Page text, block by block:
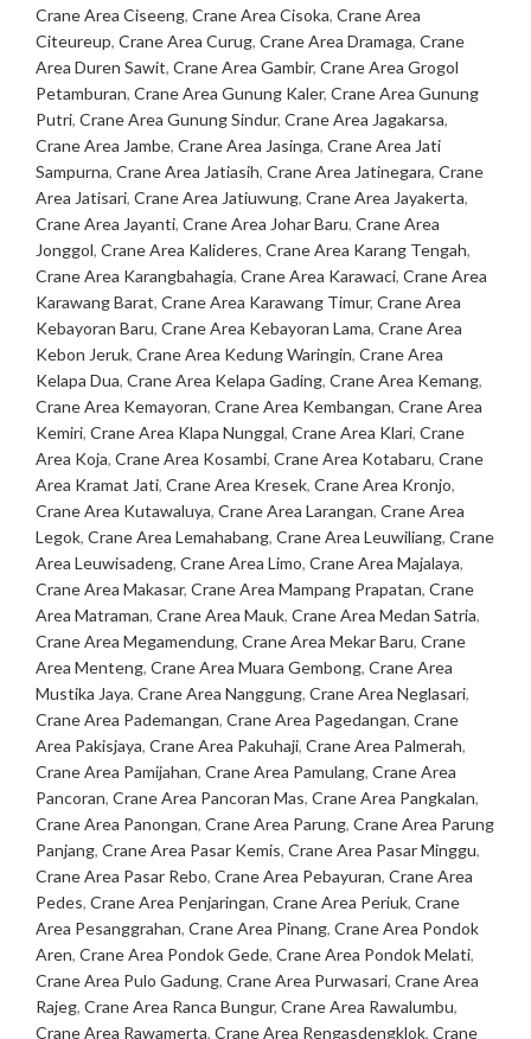
Crane Area Ciseeng, Crane Area Cisoka, Crane Area
Citeureup, Crane Area Curug, Crane Area Dramaga, Crane
Area Duren Sawit, Crane Area Gambir, Crane Area Grogol
Petamburan, Crane Area Gunung Kaler, Crane Area Gunung
Putri, Crane Area Gunung Sindur, Crane Area Jagakarsa,
Crane Area Jambe, Crane Area Jasinga, Crane Area Jati
Sampurna, Crane Area Jatiasih, Crane Area Jatinegara, Crane
Area Jatisari, Crane Area Jatiuwung, Crane Area Jayakerta,
Crane Area Jayanti, Crane Area Johar Baru, Crane Area
Jonggol, Crane Area Kalideres, Crane Area Karang Tengah,
Crane Area Karangbahagia, Crane Area Karawaci, Crane Area
Karawang Barat, Crane Area Karawang Timur, Crane Area
Kebayoran Baru, Crane Area Kebayoran Lama, Crane Area
Kebon Jeruk, Crane Area Kedung Waringin, Crane Area
Kelapa Dua, Crane Area Kelapa Gading, Crane Area Kemang,
Crane Area Kemayoran, Crane Area Kembangan, Crane Area
Kemiri, Crane Area Klapa Nunggal, Crane Area Klari, Crane
Area Koja, Crane Area Kosambi, Crane Area Kotabaru, Crane
Area Kramat Jati, Crane Area Kresek, Crane Area Kronjo,
Crane Area Kutawaluya, Crane Area Larangan, Crane Area
Legok, Crane Area Lemahabang, Crane Area Leuwiliang, Crane
Area Leuwisadeng, Crane Area Limo, Crane Area Majalaya,
Crane Area Makasar, Crane Area Mampang Prapatan, Crane
Area Matraman, Crane Area Mauk, Crane Area Medan Satria,
Crane Area Megamendung, Crane Area Mekar Baru, Crane
Area Menteng, Crane Area Muara Gembong, Crane Area
Mustika Jaya, Crane Area Nanggung, Crane Area Neglasari,
Crane Area Pademangan, Crane Area Pagedangan, Crane
Area Pakisjaya, Crane Area Pakuhaji, Crane Area Palmerah,
Crane Area Pamijahan, Crane Area Pamulang, Crane Area
Pancoran, Crane Area Pancoran Mas, Crane Area Pangkalan,
Crane Area Panongan, Crane Area Parung, Crane Area Parung
Panjang, Crane Area Pasar Kemis, Crane Area Pasar Minggu,
Crane Area Pasar Rebo, Crane Area Pebayuran, Crane Area
Pedes, Crane Area Penjaringan, Crane Area Periuk, Crane
Area Pesanggrahan, Crane Area Pinang, Crane Area Pondok
Aren, Crane Area Pondok Gede, Crane Area Pondok Melati,
Crane Area Pulo Gadung, Crane Area Purwasari, Crane Area
Rajeg, Crane Area Ranca Bungur, Crane Area Rawalumbu,
Crane Area Rawamerta, Crane Area Rengasdengklok, Crane